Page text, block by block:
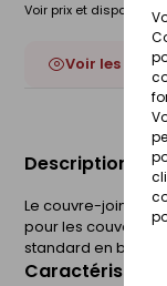
Voir prix et
Voir les 6
Description du
Le couvre-joint de
pour les
standard en bas